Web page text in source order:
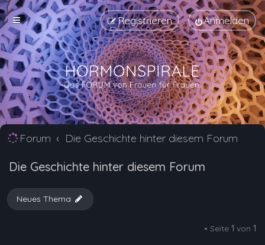
Anmelden
Registrieren
Forum Die Geschichte hinter diesem Forum
Die Geschichte hinter diesem Forum
Neues Thema
• Seite 1 von 1